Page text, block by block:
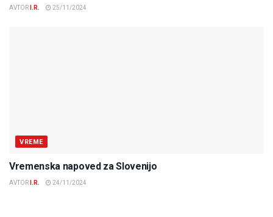
AVTOR I.R. 25/11/2024
VREME
Vremenska napoved za Slovenijo
AVTOR I.R. 24/11/2024